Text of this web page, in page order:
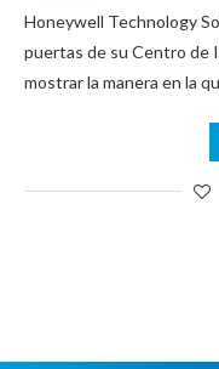
Honeywell Technology
puertas de su Centro de
mostrar la manera en la